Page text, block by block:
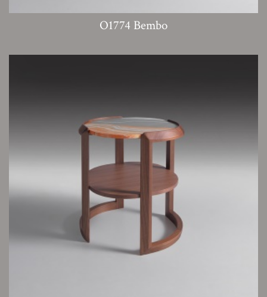
O1774 Bembo